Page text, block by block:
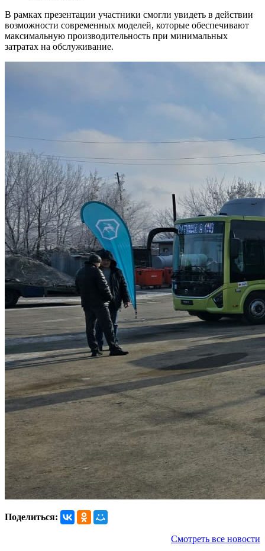
В рамках презентации участники смогли увидеть в действии
возможности современных моделей, которые обеспечивают
максимальную производительность при минимальных
затратах на обслуживание.
Поделиться:
Смотреть все новости